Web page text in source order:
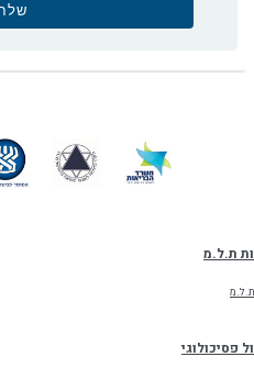
ת.ל.מ
פסיכולוגי